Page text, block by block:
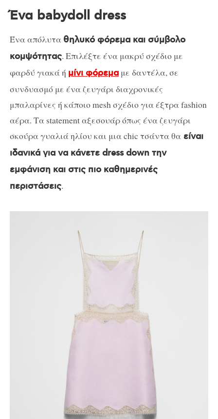
Ένα babydoll dress
Ένα απόλυτα θηλυκό φόρεμα και σύμβολο
κομψότητας. Επιλέξτε ένα μακρύ σχέδιο με
φαρδύ γιακά ή μίνι φόρεμα με δαντέλα, σε
συνδυασμό με ένα ζευγάρι διαχρονικές
μπαλαρίνες ή κάποιο mesh σχέδιο για έξτρα fashion
αέρα. Τα statement αξεσουάρ όπως ένα ζευγάρι
σκούρα γυαλιά ηλίου και μια chic τσάντα θα είναι
ιδανικά για να κάνετε dress down την
εμφάνιση και στις πιο καθημερινές
περιστάσεις.